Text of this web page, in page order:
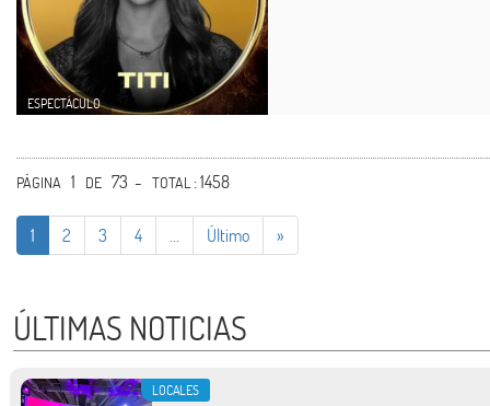
ESPECTÁCULO
PÁGINA 1 DE 73 - TOTAL: 1458
1 2 3 4 Último »
ÚLTIMAS NOTICIAS
LOCALES